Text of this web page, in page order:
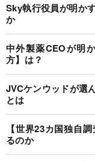
Sky執行役員が明か
か
中外製薬CEOが明
方】は？
JVCケンウッドが選
とは
【世界23カ国独自
るのか